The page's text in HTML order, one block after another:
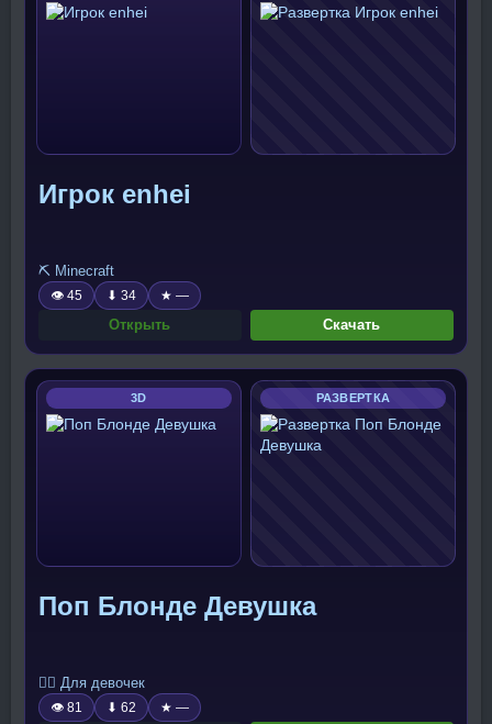
Игрок enhei
⛏️ Minecraft
👁 45 ⬇ 34 ★ —
Открыть Скачать
3D РАЗВЕРТКА
Поп Блонде Девушка
🧍‍♀️ Для девочек
👁 81 ⬇ 62 ★ —